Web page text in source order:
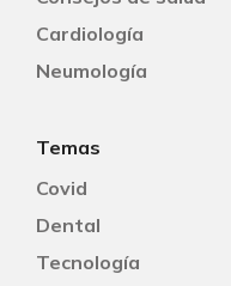
Cardiología
Neumología
Temas
Covid
Dental
Tecnología